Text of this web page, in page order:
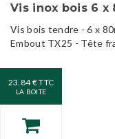
Vis inox bois 6 x
Vis bois tendre - 6 x
Embout TX25 - Tête
23.84 € TTC
LA BOITE